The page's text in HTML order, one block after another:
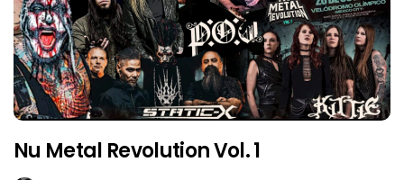
Nu Metal Revolution Vol. 1